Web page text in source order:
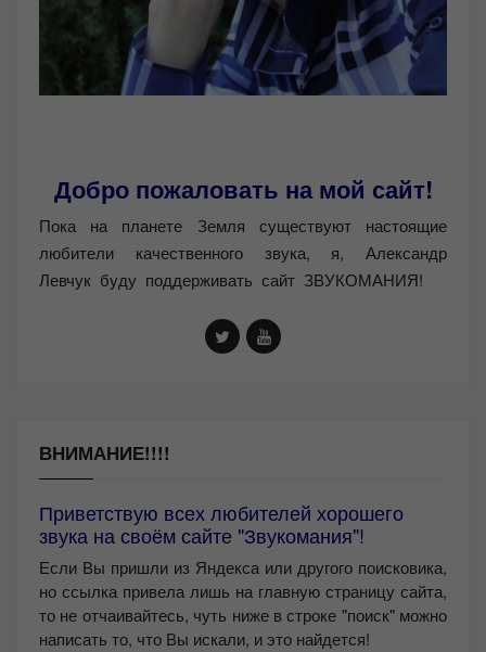
Добро пожаловать на мой сайт!
Пока на планете Земля существуют настоящие
любители качественного звука, я, Александр
Левчук буду поддерживать сайт ЗВУКОМАНИЯ!
ВНИМАНИЕ!!!!
Приветствую всех любителей хорошего
звука на своём сайте "Звукомания"!
Если Вы пришли из Яндекса или другого поисковика,
но ссылка привела лишь на главную страницу сайта,
то не отчаивайтесь, чуть ниже в строке "поиск" можно
написать то, что Вы искали, и это найдется!